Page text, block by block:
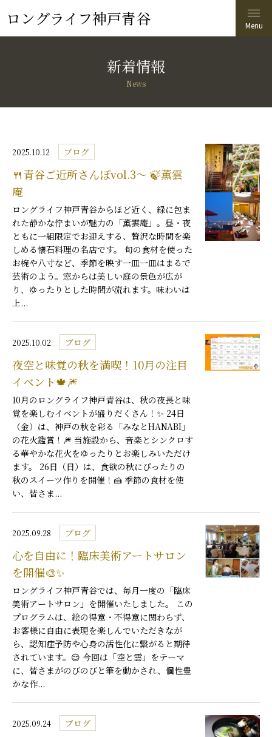
ロングライフ神戸青谷
新着情報
News
2025.10.12 ブログ
🍴青谷ご近所さんぽvol.3〜 🍃薫雲
庵
ロングライフ神戸青谷からほど近く、緑に包ま
れた静かな佇まいが魅力の「薫雲庵」。昼・夜
ともに一組限定でお迎えする、贅沢な時間を楽
しめる懐石料理の名店です。 旬の食材を使った
お椀や八寸など、季節を映す一皿一皿はまるで
芸術のよう。窓からは美しい庭の景色が広が
り、ゆったりとした時間が流れます。味わいは
上...
2025.10.02 ブログ
夜空と味覚の秋を満喫！10月の注目
イベント🍁🎆
10月のロングライフ神戸青谷は、秋の夜長と味
覚を楽しむイベントが盛りだくさん！✨ 24日
（金）は、神戸の秋を彩る「みなとHANABI」
の花火鑑賞！🎆 当施設から、音楽とシンクロす
る華やかな花火をゆったりとお楽しみいただけ
ます。 26日（日）は、食欲の秋にぴったりの
秋のスイーツ作りを開催！🍰 季節の食材を使
い、皆さま...
2025.09.28 ブログ
心を自由に！臨床美術アートサロン
を開催🎨✨
ロングライフ神戸青谷では、毎月一度の「臨床
美術アートサロン」を開催いたしました。 この
プログラムは、絵の得意・不得意に関わらず、
お客様に自由に表現を楽しんでいただきなが
ら、認知症予防や心身の活性化に繋がると期待
されています。😌 今回は「空と雲」をテーマ
に、皆さまがのびのびと筆を動かされ、個性豊
かな作...
2025.09.24 ブログ